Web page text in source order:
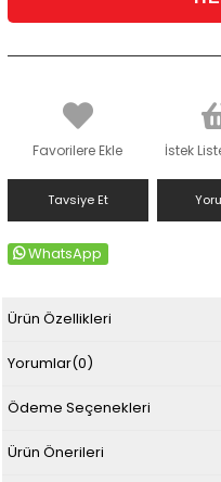
Favorilere Ekle İstek
Tavsiye Et
WhatsApp
Ürün Özellikleri
Yorumlar(0)
Ödeme Seçenekleri
Ürün Önerileri